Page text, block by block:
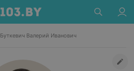
Буткевич Валерий Иванович